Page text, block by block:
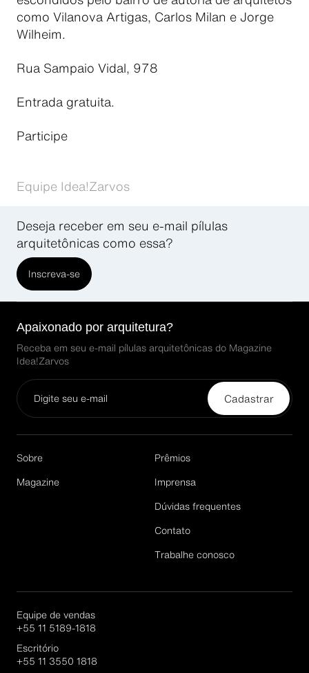
como Vilanova Artigas, Carlos Milan e Jorge
Wilheim.
Rua Sampaio Vidal, 978
Entrada gratuita.
Participe
Equipe Idea!Zarvos
Deseja receber em seu e-mail pílulas
arquitetônicas como essa?
Inscreva-se
Apaixonado por arquitetura?
Receba em seu e-mail pílulas arquitetônicas do Magazine
Idea!Zarvos
Cadastrar
Email*
Sobre
Magazine
Prêmios
Imprensa
Dúvidas frequentes
Contato
Trabalhe conosco
Equipe de vendas
+55 11 5189-1818
Escritório
+55 11 3550 1818